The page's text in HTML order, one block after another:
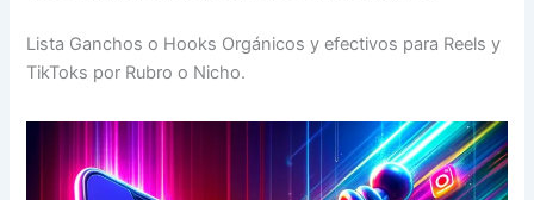
Lista Ganchos o Hooks Orgánicos y efectivos para Reels y
TikToks por Rubro o Nicho.